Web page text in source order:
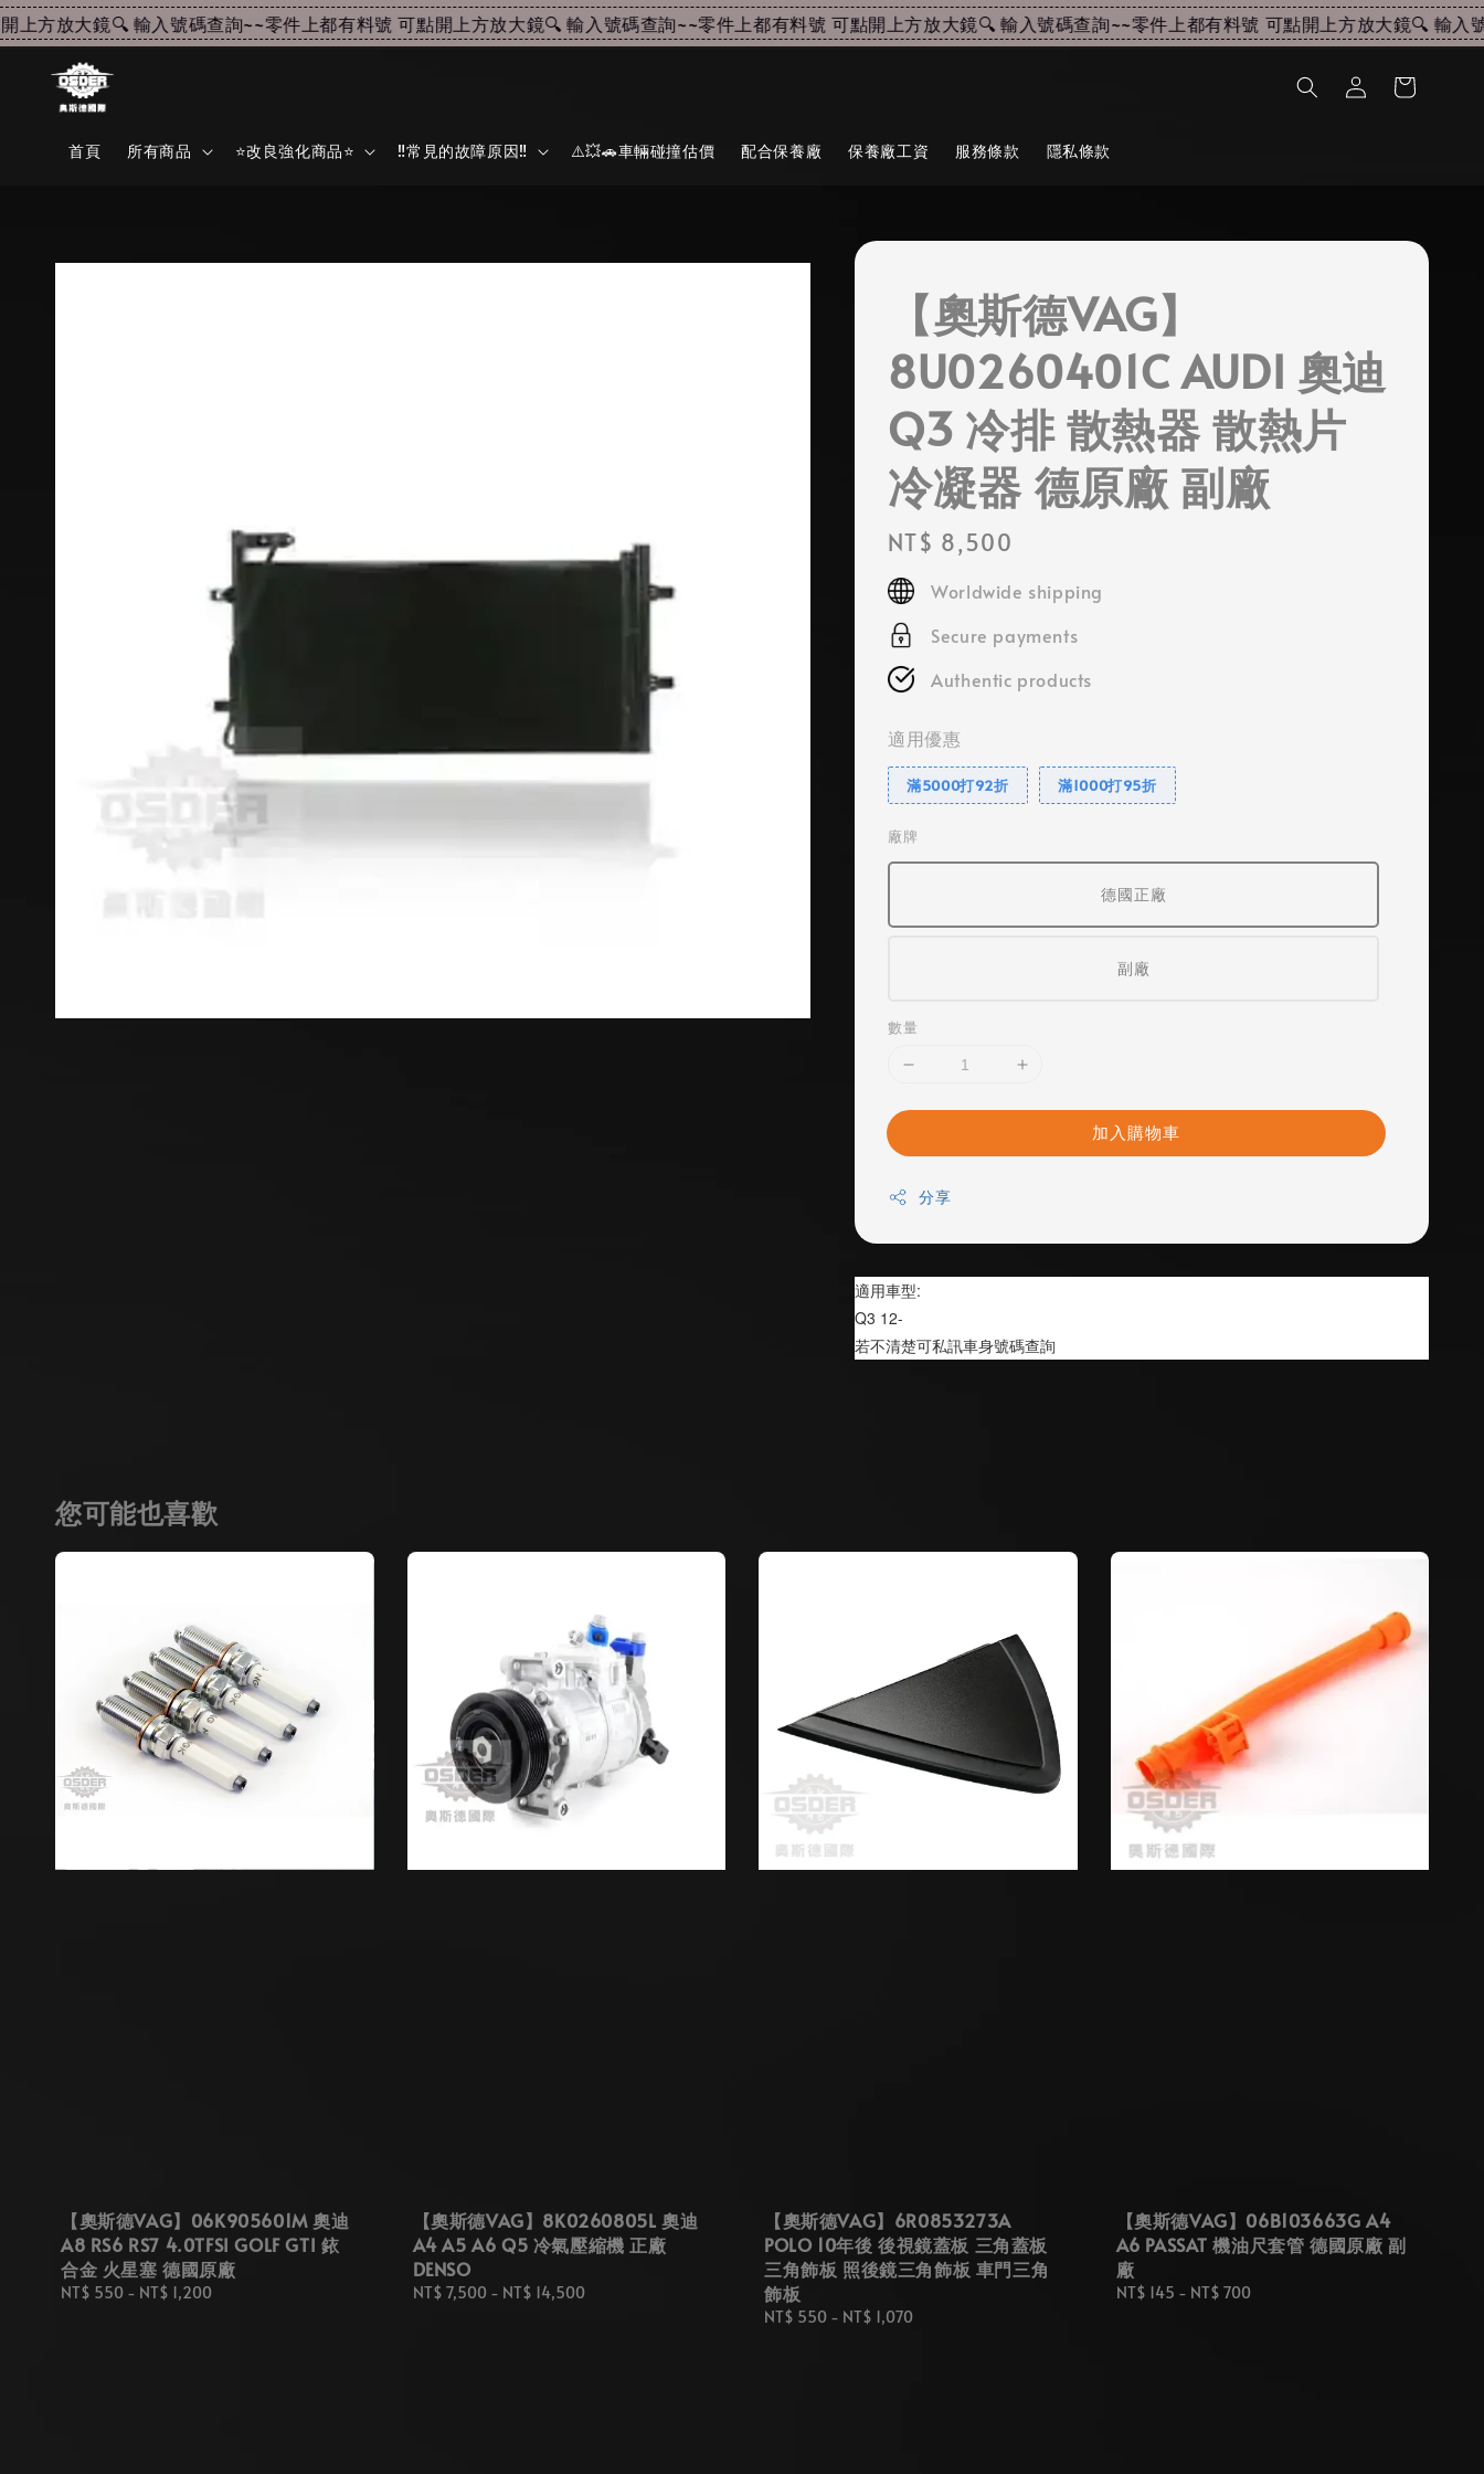
方放大鏡🔍 輸入號碼查詢~~零件上都有料號 可點開上方放大鏡🔍 輸入號碼查詢~~零件上都有料號 可點開上方放大鏡🔍 輸入號碼查詢~~零件上都有料號 可點開上方放大鏡🔍 輸入號
首頁 所有商品 ⭐改良強化商品⭐ ‼️常見的故障原因‼️ ⚠️💥🚗車輛碰撞估價 配合保養廠 保養廠工資 服務條款 隱私條款
【奧斯德VAG】
8U0260401C AUDI 奧迪
Q3 冷排 散熱器 散熱片
冷凝器 德原廠 副廠
Regular
price
NT$ 8,500
Worldwide shipping
Secure payments
Authentic products
適用優惠
滿5000打92折 滿1000打95折
廠牌
德國正廠
副廠
數量
加入購物車
分享
適用車型:
Q3 12-
若不清楚可私訊車身號碼查詢
您可能也喜歡
【奧斯德VAG】06K905601M 奧迪
A8 RS6 RS7 4.0TFSI GOLF GTI 銥
合金 火星塞 德國原廠
Regular
NT$ 550 - NT$ 1,200
【奧斯德VAG】8K0260805L 奧迪
A4 A5 A6 Q5 冷氣壓縮機 正廠
DENSO
Regular
NT$ 7,500- NT$ 14,500
【奧斯德VAG】6R0853273A
POLO 10年後 後視鏡蓋板 三角蓋板
三角飾板 照後鏡三角飾板 車門三角
飾板
Regular
NT$ 550 - NT$ 1,070
【奧斯德VAG】06B103663G A4
A6 PASSAT 機油尺套管 德國原廠 副
廠
Regular
NT$ 145 - NT$ 700